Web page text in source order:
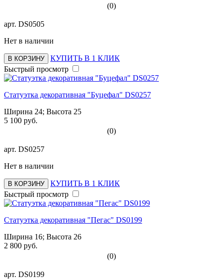
(0)
арт. DS0505
Нет в наличии
В КОРЗИНУ
КУПИТЬ В 1 КЛИК
Быстрый просмотр
Статуэтка декоративная "Буцефал" DS0257
Ширина 24; Высота 25
5 100 руб.
(0)
арт. DS0257
Нет в наличии
В КОРЗИНУ
КУПИТЬ В 1 КЛИК
Быстрый просмотр
Статуэтка декоративная "Пегас" DS0199
Ширина 16; Высота 26
2 800 руб.
(0)
арт. DS0199